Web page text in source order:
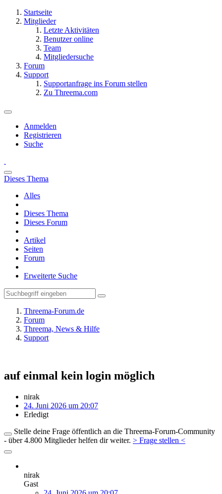
Startseite
Mitglieder
Letzte Aktivitäten
Benutzer online
Team
Mitgliedersuche
Forum
Support
Supportanfrage ins Forum stellen
Zu Threema.com
Anmelden
Registrieren
Suche
Dieses Thema
Alles
Dieses Thema
Dieses Forum
Artikel
Seiten
Forum
Erweiterte Suche
Threema-Forum.de
Forum
Threema, News & Hilfe
Support
auf einmal kein login möglich
nirak
24. Juni 2026 um 20:07
Erledigt
Stelle deine Frage öffentlich an die Threema-Forum-Community
- über 4.800 Mitglieder helfen dir weiter. > Frage stellen <
nirak
Gast